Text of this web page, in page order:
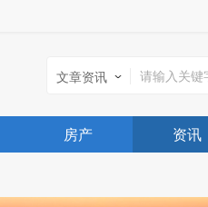
文章资讯
房产 资讯